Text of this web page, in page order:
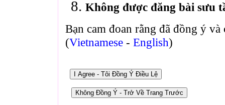
Không được đăng bài sưu
Bạn cam đoan rằng đã đồng ý
(Vietnamese - English)